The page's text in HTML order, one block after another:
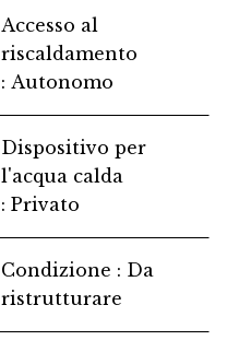
Accesso al
riscaldamento
Autonomo
Dispositivo per
l'acqua calda
Privato
Condizione
Da
ristrutturare